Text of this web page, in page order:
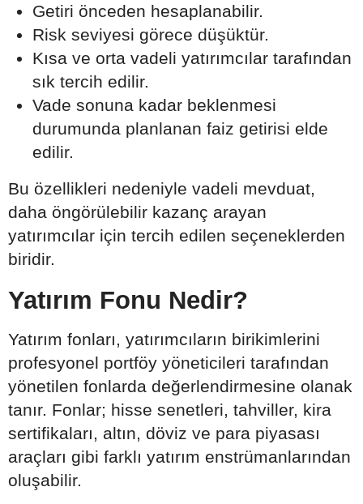
Getiri önceden hesaplanabilir.
Risk seviyesi görece düşüktür.
Kısa ve orta vadeli yatırımcılar tarafından
sık tercih edilir.
Vade sonuna kadar beklenmesi
durumunda planlanan faiz getirisi elde
edilir.
Bu özellikleri nedeniyle vadeli mevduat,
daha öngörülebilir kazanç arayan
yatırımcılar için tercih edilen seçeneklerden
biridir.
Yatırım Fonu Nedir?
Yatırım fonları, yatırımcıların birikimlerini
profesyonel portföy yöneticileri tarafından
yönetilen fonlarda değerlendirmesine olanak
tanır. Fonlar; hisse senetleri, tahviller, kira
sertifikaları, altın, döviz ve para piyasası
araçları gibi farklı yatırım enstrümanlarından
oluşabilir.